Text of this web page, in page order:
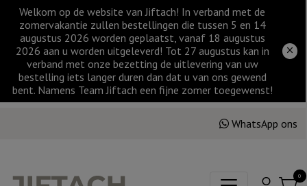
Welkom op de website van Jiftach! In verband met de
zomervakantie zullen bestellingen die tussen 5 en 14
augustus 2026 worden geplaatst, vanaf 18 augustus
2026 aan u worden uitgeleverd! Tot 27 augustus kan in
verband met onze bezetting de uitlevering van uw
bestelling iets langer duren dan dat u van ons gewend
bent. Namens Team Jiftach een fijne zomer toegewenst!
WhatsApp ons
0